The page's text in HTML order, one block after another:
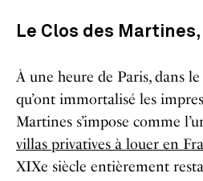
Le Clos des
À une heure de Paris, dans
qu’ont immortalisé les
Martines s’impose comme
villas privatives à louer en
XIXe siècle entièrement